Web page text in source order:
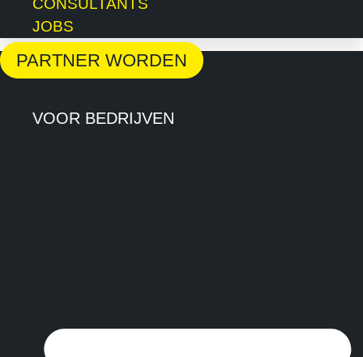
CONSULTANTS
JOBS
PARTNER WORDEN
VOOR BEDRIJVEN